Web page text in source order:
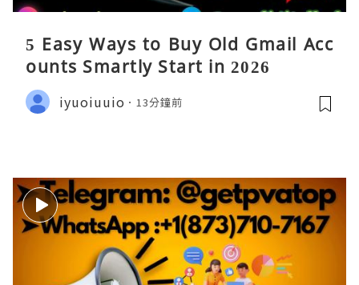
5 Easy Ways to Buy Old Gmail Acc
ounts Smartly Start in 2026
iyuoiuuio 13分鐘前